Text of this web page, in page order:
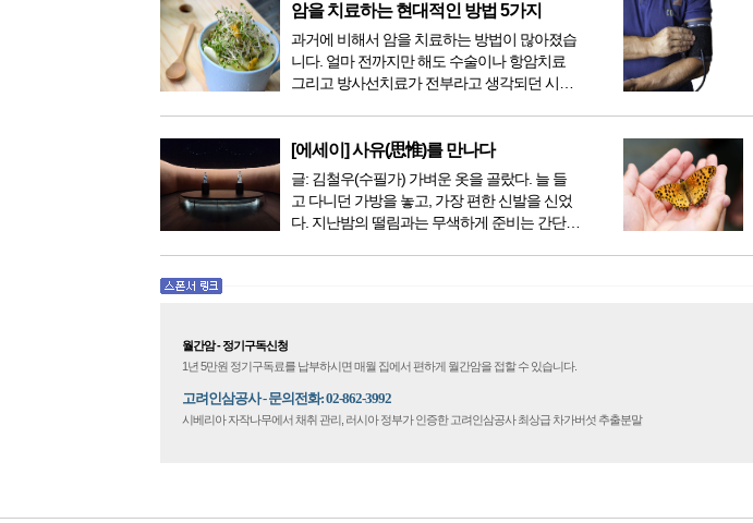
암을 치료하는 현대적인 방법 5가지
과거에 비해서 암을 치료하는 방법이 많아졌습
니다. 얼마 전까지만 해도 수술이나 항암치료
그리고 방사선치료가 전부라고 생각되던 시절
료기가 들어오면서 암을 치료하는 방법이 하나
더 추가되었습니다. 중입...
[에세이] 사유(思惟)를 만나다
글: 김철우(수필가) 가벼운 옷을 골랐다. 늘 들
고 다니던 가방을 놓고, 가장 편한 신발을 신었
다. 지난밤의 떨림과는 무색하게 준비는 간단했
월간암 - 정기구독신청
1년 5만원 정기구독료를 납부하시면 매월 집에서 편하게 월간암을 접할 수 있습니다.
고려인삼공사 - 문의전화: 02-862-3992
시베리아 자작나무에서 채취 관리, 러시아 정부가 인증한 고려인삼공사 최상급 차가버섯 추출분말